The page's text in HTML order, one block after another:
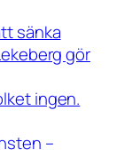
sänka
gör
ingen.
–